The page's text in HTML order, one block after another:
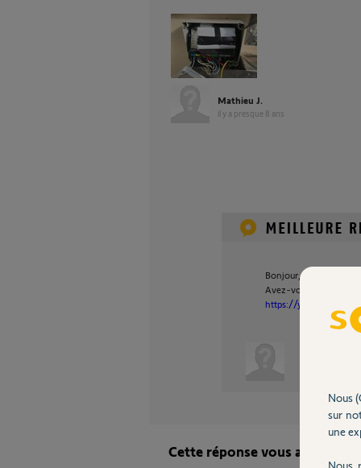
Mathieu J.
il y a presque 8 ans
Bonjour,
Avez-vous fait cette
https://youtu.be/
Cette réponse vous a-t-elle
Nous
sur
une
Nous